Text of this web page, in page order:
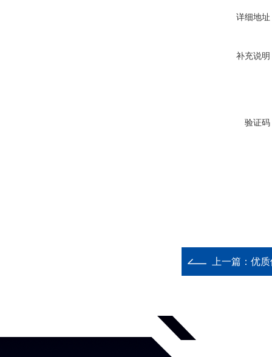
详细地址
补充说明
验证码
上一篇： 优质